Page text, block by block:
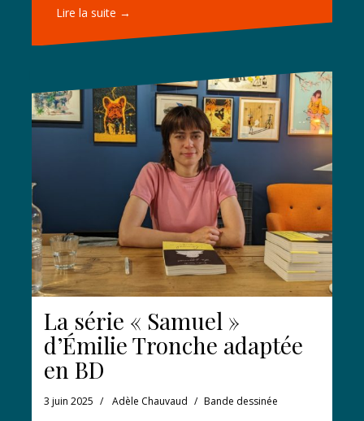
Lire la suite →
La série « Samuel »
d’Émilie Tronche adaptée
en BD
3 juin 2025 Adèle Chauvaud Bande dessinée